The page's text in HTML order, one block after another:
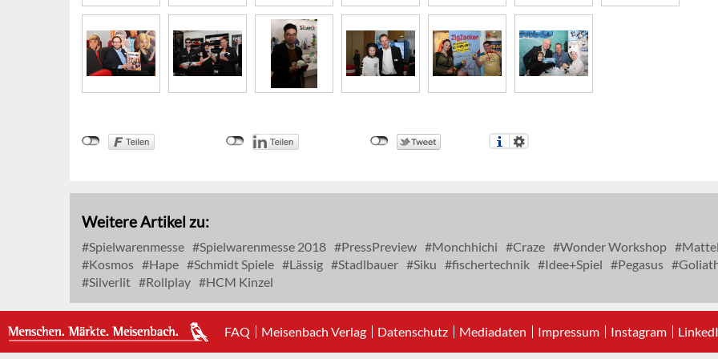
Weitere Artikel zu:
Spielwarenmesse Spielwarenmesse 2018 PressPreview Monchhichi Craze Wonder Workshop
Mattel
Kosmos
Hape Schmidt Spiele Lässig Stadlbauer Siku fischertechnik Idee+Spiel Pegasus
Silverlit
Rollplay HCM Kinzel
FAQ Meisenbach Verlag Datenschutz Mediadaten Impressum Instagram